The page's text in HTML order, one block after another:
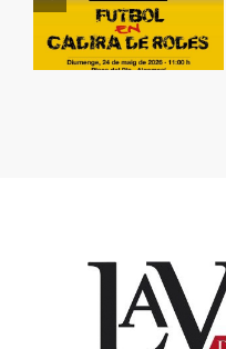
La Ribera Camina